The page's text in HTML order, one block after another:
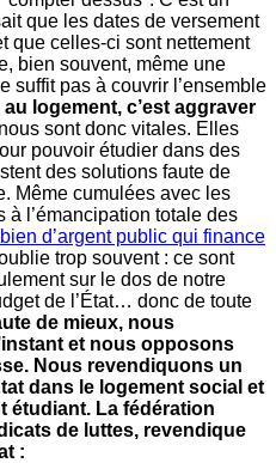
que les dates de versement
que celles-ci sont nettement
bien souvent, même une
suffit pas à couvrir l’ensemble
logement, c’est aggraver
sont donc vitales. Elles
pouvoir étudier dans des
des solutions faute de
Même cumulées avec les
à l’émancipation totale des
d’argent public qui finance
trop souvent : ce sont
sur le dos de notre
de l’État… donc de toute
de mieux, nous
et nous opposons
Nous revendiquons un
dans le logement social et
étudiant. La fédération
de luttes, revendique
: